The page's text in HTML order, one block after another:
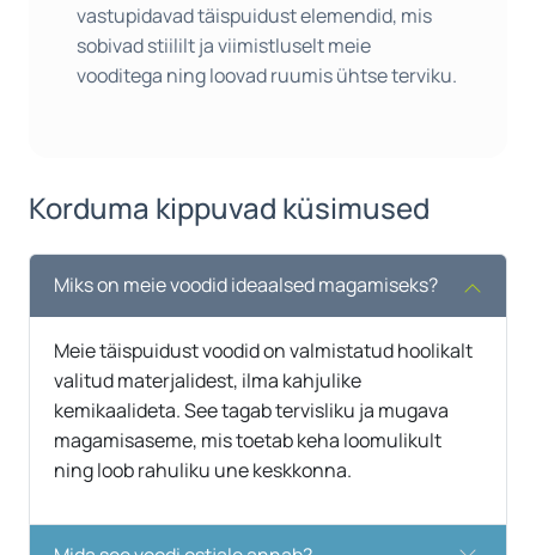
vastupidavad täispuidust elemendid, mis
sobivad stiililt ja viimistluselt meie
vooditega ning loovad ruumis ühtse terviku.
Korduma kippuvad küsimused
Miks on meie voodid ideaalsed magamiseks?
Meie täispuidust voodid on valmistatud hoolikalt
valitud materjalidest, ilma kahjulike
kemikaalideta. See tagab tervisliku ja mugava
magamisaseme, mis toetab keha loomulikult
ning loob rahuliku une keskkonna.